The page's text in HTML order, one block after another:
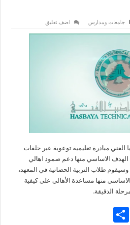
جامعات ومدارس اضف تعليق
الفني مبادرة تعليمية توعوية عبر حلقات
الاساسي منها دعم صمود اهالي
طلاب التربية الحضانية في المعهد،
منها مساعدة الأهالي على كيفية
الدقيقة.
W